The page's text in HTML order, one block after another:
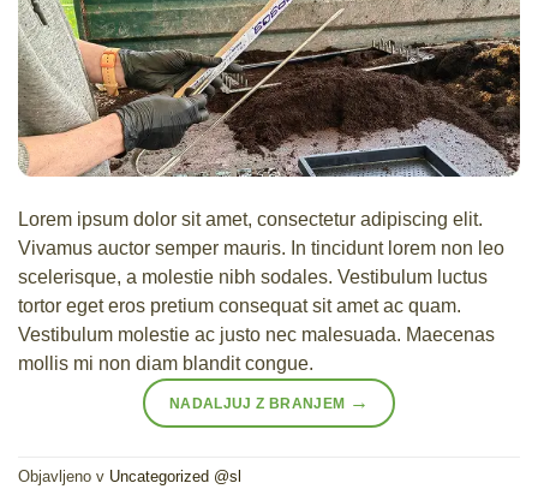
Lorem ipsum dolor sit amet, consectetur adipiscing elit.
Vivamus auctor semper mauris. In tincidunt lorem non leo
scelerisque, a molestie nibh sodales. Vestibulum luctus
tortor eget eros pretium consequat sit amet ac quam.
Vestibulum molestie ac justo nec malesuada. Maecenas
mollis mi non diam blandit congue.
NADALJUJ Z BRANJEM →
Objavljeno v Uncategorized @sl